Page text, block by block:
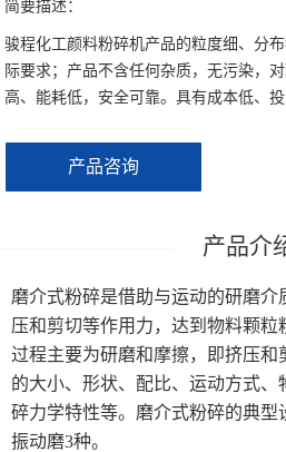
制冷机
简要描述：
骏程化工颜料粉碎机产品的粒度细、分
际要求；产品不含任何杂质，无污染，
高、能耗低，安全可靠。具有成本低、
产品咨询
磨介式粉碎是借助与运动的研磨
压和剪切等作用力，达到物料颗
过程主要为研磨和摩擦，即挤压和
的大小、形状、配比、运动方式
碎力学特性等。磨介式粉碎的典型
振动磨3种。